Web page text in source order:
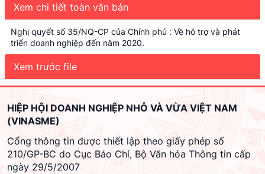
Xem chi tiết toàn văn bản
Nghị quyết số 35/NQ-CP của Chính phủ : Về hỗ trợ và phát
triển doanh nghiệp đến năm 2020.
Xem trước file
HIỆP HỘI DOANH NGHIỆP NHỎ VÀ VỪA VIỆT NAM
(VINASME)
Cổng thông tin được thiết lập theo giấy phép số
210/GP-BC do Cục Báo Chí, Bộ Văn hóa Thông tin cấp
ngày 29/5/2007